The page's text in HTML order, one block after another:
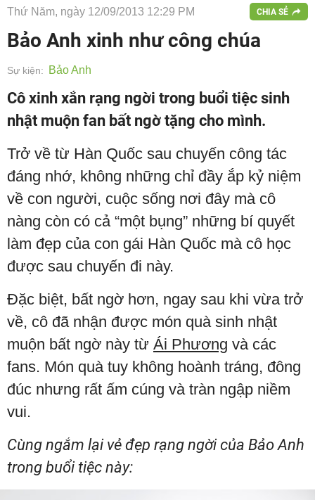
Thứ Năm, ngày 12/09/2013 12:29 PM CHIA SẺ
Bảo Anh xinh như công chúa
Sự kiện: Bảo Anh
Cô xinh xắn rạng ngời trong buổi tiệc sinh
nhật muộn fan bất ngờ tặng cho mình.
Trở về từ Hàn Quốc sau chuyến công tác
đáng nhớ, không những chỉ đầy ắp kỷ niệm
về con người, cuộc sống nơi đây mà cô
nàng còn có cả “một bụng” những bí quyết
làm đẹp của con gái Hàn Quốc mà cô học
được sau chuyến đi này.
Đặc biệt, bất ngờ hơn, ngay sau khi vừa trở
về, cô đã nhận được món quà sinh nhật
muộn bất ngờ này từ Ái Phương và các
fans. Món quà tuy không hoành tráng, đông
đúc nhưng rất ấm cúng và tràn ngập niềm
vui.
Cùng ngắm lại vẻ đẹp rạng ngời của Bảo Anh
trong buổi tiệc này: